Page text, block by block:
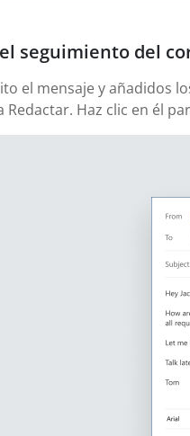
seguimiento del
el mensaje y añadidos
Redactar. Haz clic en él